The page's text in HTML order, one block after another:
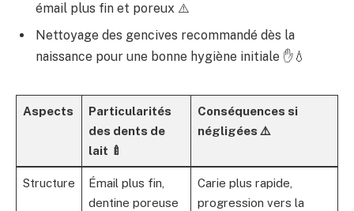
émail plus fin et poreux ⚠️
Nettoyage des gencives recommandé dès la
naissance pour une bonne hygiène initiale ✋💧
Aspects
Particularités
des dents de
lait 🍼
Conséquences si
négligées ⚠️
Structure
Émail plus fin,
dentine poreuse
Carie plus rapide,
progression vers la